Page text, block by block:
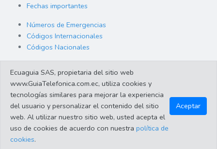
Fechas importantes
Números de Emergencias
Códigos Internacionales
Códigos Nacionales
Cambio de Divisas
Enlaces de interes
©2023 Guiatelefonica.com.ec una empresa 100% ecuatoriana.
Apoya lo nuestro!. Todos los derechos reservados |
Ecuaguia SAS, propietaria del sitio web
www.GuiaTelefonica.com.ec, utiliza cookies y
tecnologías similares para mejorar la experiencia
del usuario y personalizar el contenido del sitio
web. Al utilizar nuestro sitio web, usted acepta el
uso de cookies de acuerdo con nuestra política de
cookies.
Aceptar